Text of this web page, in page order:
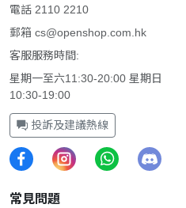
電話 2110 2210
郵箱 cs@openshop.com.hk
客服服務時間:
星期一至六11:30-20:00 星期日
10:30-19:00
投訴及建議熱線
常見問題